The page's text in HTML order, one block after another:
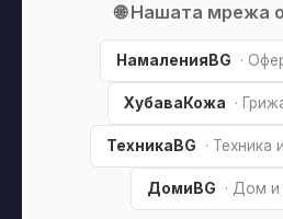
🌐 Нашата мрежа
НамаленияBG ·
ХубаваКожа ·
ТехникаBG · Техника
ДомиBG · Дом и